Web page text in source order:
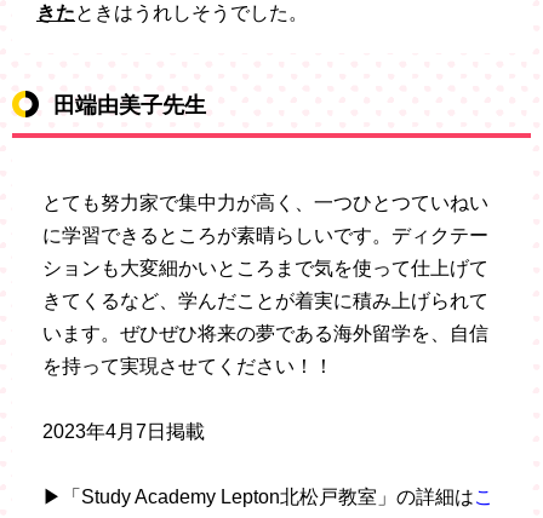
きたときはうれしそうでした。
田端由美子先生
とても努力家で集中力が高く、一つひとつていねい
に学習できるところが素晴らしいです。ディクテー
ションも大変細かいところまで気を使って仕上げて
きてくるなど、学んだことが着実に積み上げられて
います。ぜひぜひ将来の夢である海外留学を、自信
を持って実現させてください！！
2023年4月7日掲載
▶「Study Academy Lepton北松戸教室」の詳細はこ